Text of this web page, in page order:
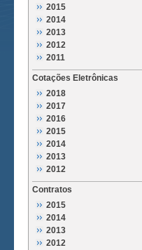
2015
2014
2013
2012
2011
Cotações Eletrônicas
2018
2017
2016
2015
2014
2013
2012
Contratos
2015
2014
2013
2012